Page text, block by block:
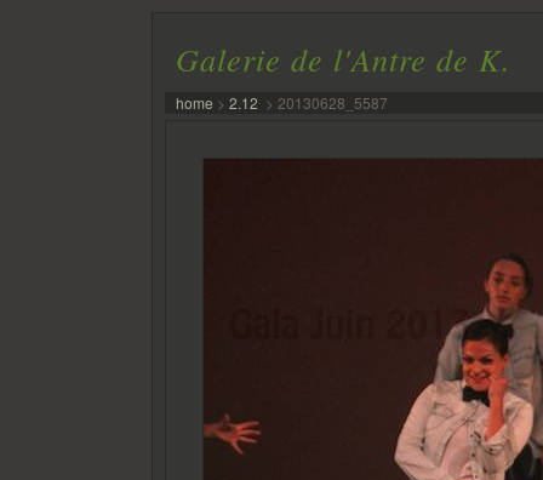
Galerie de l'Antre de K.
home > 2.12 > 20130628_5587